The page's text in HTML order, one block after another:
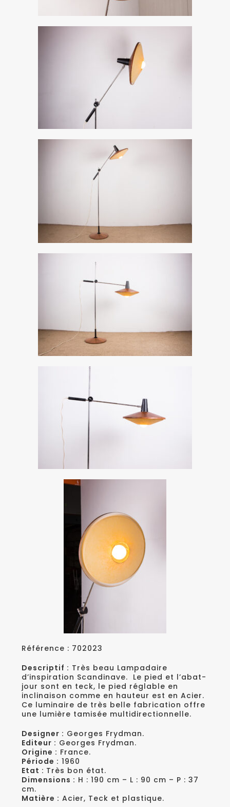
Référence : 702023
Descriptif : Très beau Lampadaire
d’inspiration Scandinave. Le pied et l’abat-
jour sont en teck, le pied réglable en
inclinaison comme en hauteur est en Acier.
Ce luminaire de très belle fabrication offre
une lumière tamisée multidirectionnelle.
Designer : Georges Frydman.
Editeur : Georges Frydman.
Origine : France.
Période : 1960
Etat : Très bon état.
Dimensions : H : 190 cm – L : 90 cm – P : 37
cm.
Matière : Acier, Teck et plastique.